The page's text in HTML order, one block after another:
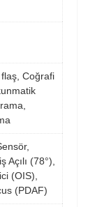
Coğrafi
Açılı (78°),
(OIS),
(PDAF)